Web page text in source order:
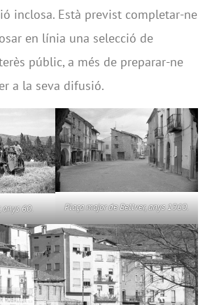
inclosa. Està previst completar-ne
en línia una selecció de
públic, a més de preparar-ne
a la seva difusió.
anys 60. Plaça major de Bellver, anys 1960.